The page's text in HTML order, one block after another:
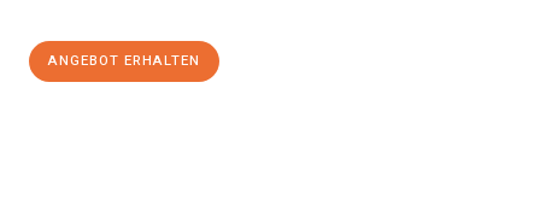
ANGEBOT ERHALTEN